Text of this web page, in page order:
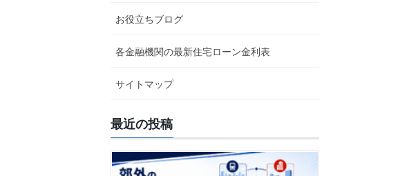
お役立ちブログ
各金融機関の最新住宅ローン金利表
サイトマップ
最近の投稿